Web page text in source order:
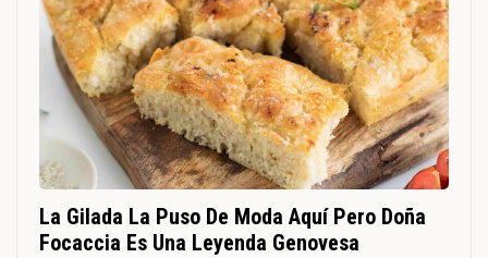
La Gilada La Puso De Moda Aquí Pero Doña
Focaccia Es Una Leyenda Genovesa